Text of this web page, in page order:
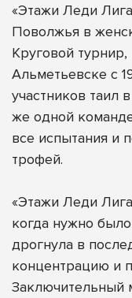
«Этажи Леди
Поволжья в
Круговой
Альметьевске с
участников таил
же одной
все испытания и
трофей.
«Этажи Леди
когда нужно
дрогнула в
концентрацию и
Заключительный